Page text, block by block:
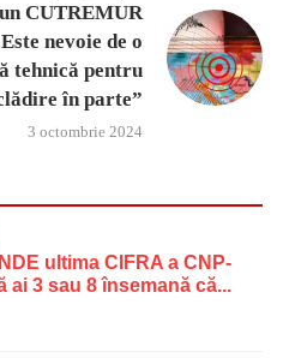
CUTREMUR
nevoie de o
tehnică pentru
în parte”
3 octombrie 2024
ultima CIFRA a CNP-
ai 3 sau 8 însemană că...